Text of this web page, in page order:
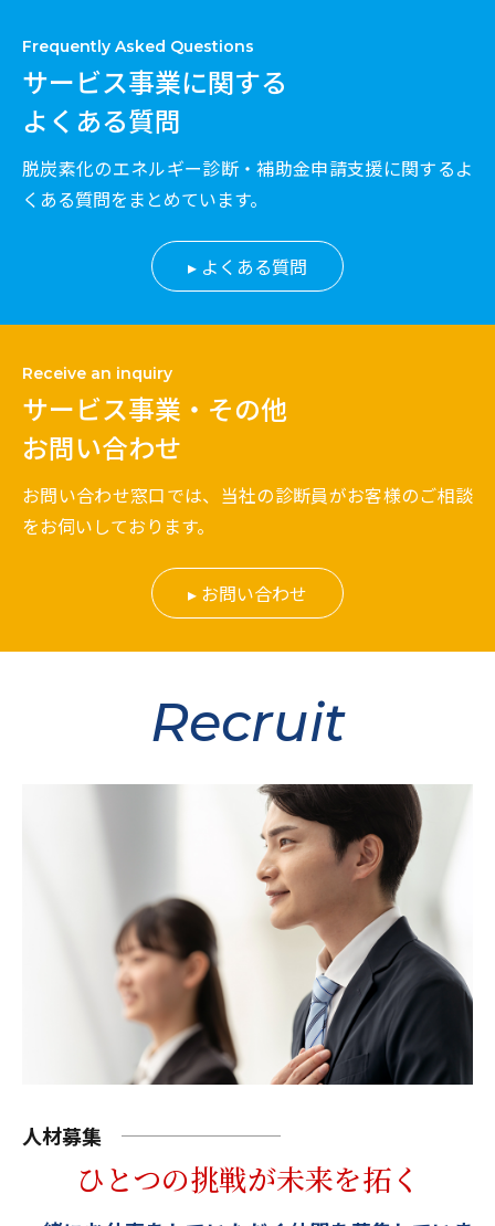
Frequently Asked Questions
サービス事業に関する
よくある質問
脱炭素化のエネルギー診断・補助金申請支援に関するよ
くある質問をまとめています。
よくある質問
Receive an inquiry
サービス事業・その他
お問い合わせ
お問い合わせ窓口では、当社の診断員がお客様のご相談
をお伺いしております。
お問い合わせ
Recruit
人材募集
ひとつの挑戦が未来を拓く